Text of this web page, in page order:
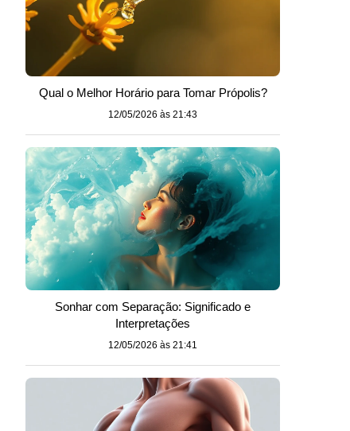
Qual o Melhor Horário para Tomar Própolis?
12/05/2026 às 21:43
Sonhar com Separação: Significado e
Interpretações
12/05/2026 às 21:41